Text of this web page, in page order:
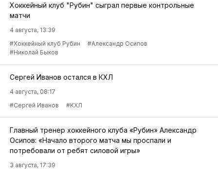
Хоккейный клуб "Рубин" сыграл первые контрольные
матчи
4 августа, 13:39
#Хоккейный клуб Рубин
#Александр Осипов
#Николай Быков
Сергей Иванов остался в КХЛ
4 августа, 08:17
#Сергей Иванов
#КХЛ
Главный тренер хоккейного клуба «Рубин» Александр
Осипов: «Начало второго матча мы проспали и
потребовали от ребят силовой игры»
3 августа, 17:39